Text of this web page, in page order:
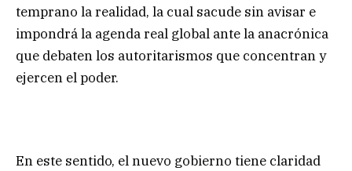
temprano la realidad, la cual sacude sin avisar e
impondrá la agenda real global ante la anacrónica
que debaten los autoritarismos que concentran y
ejercen el poder.
En este sentido, el nuevo gobierno tiene claridad